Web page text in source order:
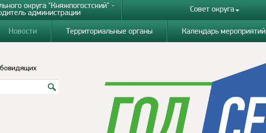
округа "Княжпогостский" -
администрации Совет округа
Новости Территориальные органы Календарь мероприятий